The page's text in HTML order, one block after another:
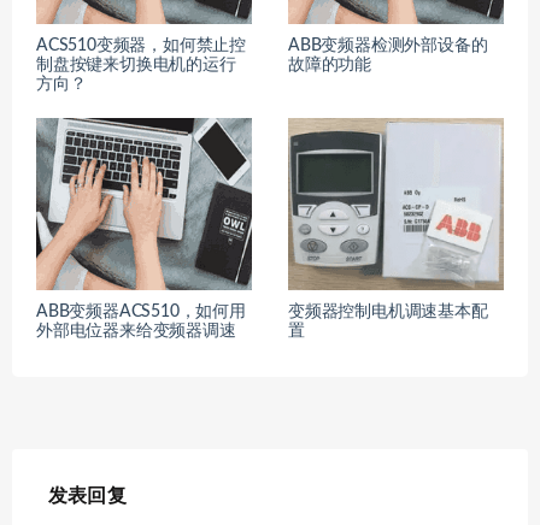
ACS510变频器，如何禁止控
制盘按键来切换电机的运行
方向？
ABB变频器检测外部设备的
故障的功能
ABB变频器ACS510，如何用
外部电位器来给变频器调速
变频器控制电机调速基本配
置
发表回复